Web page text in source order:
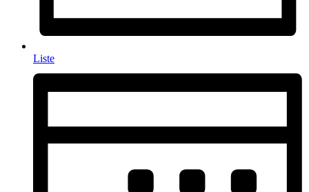
Liste